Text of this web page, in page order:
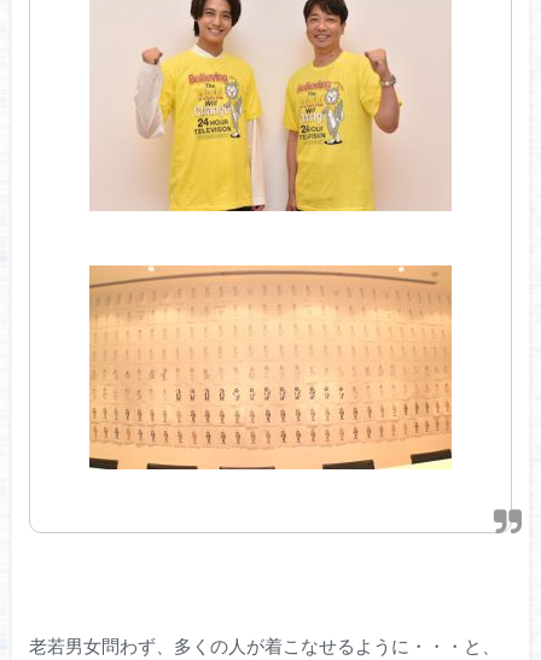
老若男女問わず、多くの人が着こなせるように・・・と、